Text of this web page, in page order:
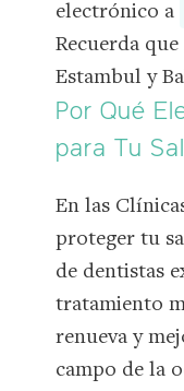
electrónico a
Recuerda
Estambul y
Por Qué
para Tu
En las
proteger tu
de dentistas
tratamiento
renueva y
campo de la